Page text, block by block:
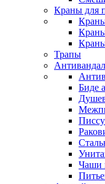
Краны для
Трапы
Биде
Чаши